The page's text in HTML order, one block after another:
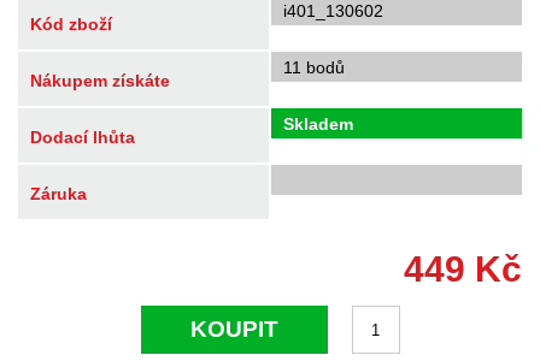
Kód zboží
i401_130602
Nákupem získáte
11 bodů
Dodací lhůta
Skladem
Záruka
449 Kč
KOUPIT